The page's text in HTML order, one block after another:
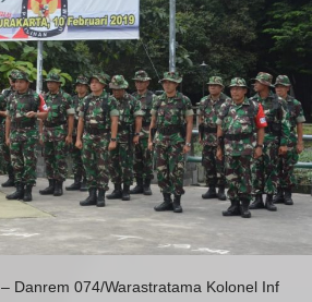
– Danrem 074/Warastratama Kolonel Inf